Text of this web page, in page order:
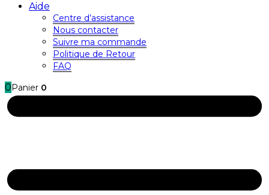
Aide
Centre d’assistance
Nous contacter
Suivre ma commande
Politique de Retour
FAQ
0 Panier 0